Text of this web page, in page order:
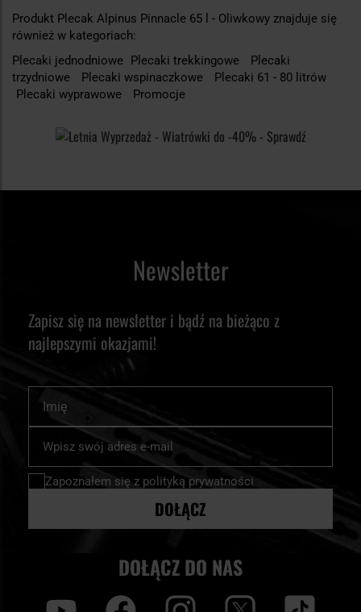
Produkt Plecak Alpinus Pinnacle 65 l - Oliwkowy znajduje się
również w kategoriach:
Plecaki jednodniowe Plecaki trekkingowe
Plecaki
trzydniowe
Plecaki wspinaczkowe
Plecaki 61 - 80 litrów
Plecaki wyprawowe
Promocje
Newsletter
Zapisz się na newsletter i bądź na bieżąco z
najlepszymi okazjami!
nasz
newsletter:
Zapoznałem się z polityką prywatności
DOŁĄCZ
DOŁĄCZ DO NAS